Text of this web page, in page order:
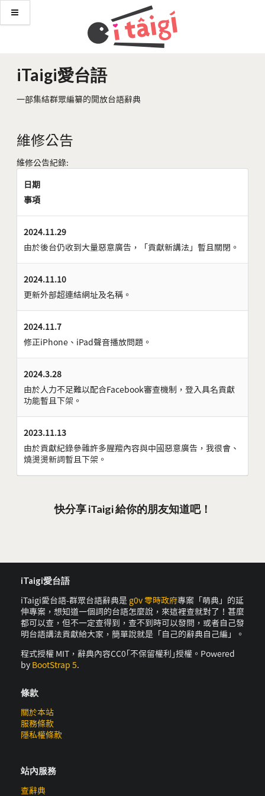
iTaigi愛台語
一部集結群眾編纂的開放台語辭典
維修公告
維修公告紀錄:
日期
事項
2024.11.29
由於後台仍收到大量惡意廣告，「貢獻新講法」暫且關閉。
2024.11.10
更新外部超連結網址及名稱。
2024.11.7
修正iPhone、iPad聲音播放問題。
2024.3.28
由於人力不足難以配合Facebook審查機制，登入具名貢獻
功能暫且下架。
2023.11.13
由於貢獻紀錄參雜許多腥羶內容與中國惡意廣告，我很會、
燒燙燙新詞暫且下架。
快分享 iTaigi 給你的朋友知道吧！
iTaigi愛台語
iTaigi愛台語-群眾台語辭典是 g0v 零時政府專案「萌典」的延
伸專案，想知道一個詞的台語怎麼說，來這裡查就對了！甚麼
都可以查，但不一定查得到，查不到時可以發問，或者自己發
明台語講法貢獻給大家，簡單說就是「自己的辭典自己編」。
程式授權 MIT，辭典內容CC0｢不保留權利｣授權。Powered
by BootStrap 5.
條款
關於本站
服務條款
隱私權條款
站內服務
查辭典